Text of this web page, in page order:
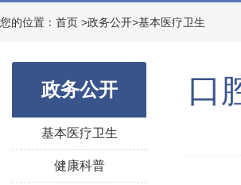
您的位置： 首页 >政务公开>基本医疗卫生
政务公开
基本医疗卫生
健康科普
口